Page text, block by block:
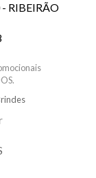
RIBEIRÃO